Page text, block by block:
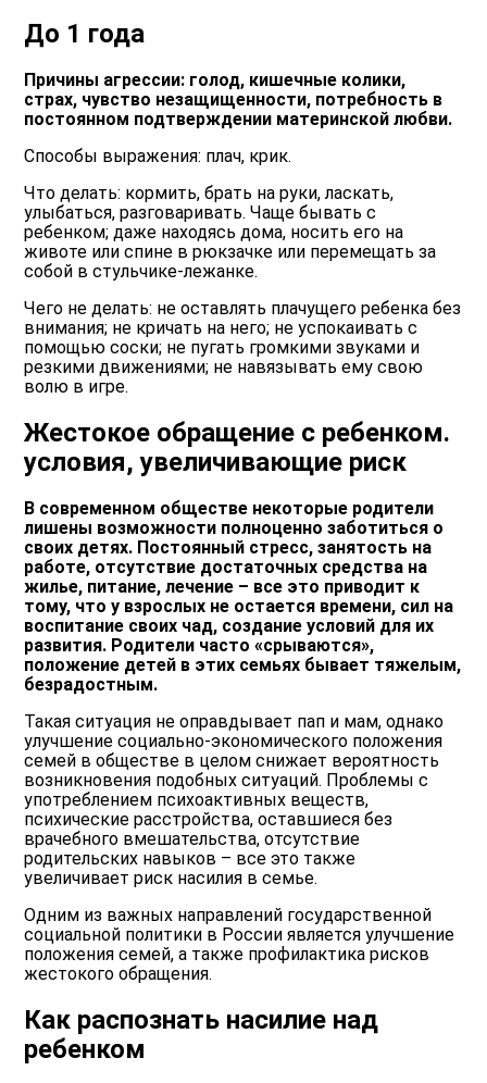
Дo 1 года
Причины агрессии: голод, кишечные колики,
страх, чувство незащищенности, потребность в
постоянном подтверждении материнской любви.
Способы выражения: плач, крик.
Что делать: кормить, брать на руки, ласкать,
улыбаться, разговаривать. Чаще бывать с
ребенком; даже находясь дома, носить его на
животе или спине в рюкзачке или перемещать за
собой в стульчике-лежанке.
Чего не делать: не оставлять плачущего ребенка без
внимания; не кричать на него; не успокаивать с
помощью соски; не пугать громкими звуками и
резкими движениями; не навязывать ему свою
волю в игре.
Жестокое обращение с ребенком.
условия, увеличивающие риск
В современном обществе некоторые родители
лишены возможности полноценно заботиться о
своих детях. Постоянный стресс, занятость на
работе, отсутствие достаточных средства на
жилье, питание, лечение – все это приводит к
тому, что у взрослых не остается времени, сил на
воспитание своих чад, создание условий для их
развития. Родители часто «срываются»,
положение детей в этих семьях бывает тяжелым,
безрадостным.
Такая ситуация не оправдывает пап и мам, однако
улучшение социально-экономического положения
семей в обществе в целом снижает вероятность
возникновения подобных ситуаций. Проблемы с
употреблением психоактивных веществ,
психические расстройства, оставшиеся без
врачебного вмешательства, отсутствие
родительских навыков – все это также
увеличивает риск насилия в семье.
Одним из важных направлений государственной
социальной политики в России является улучшение
положения семей, а также профилактика рисков
жестокого обращения.
Как распознать насилие над
ребенком